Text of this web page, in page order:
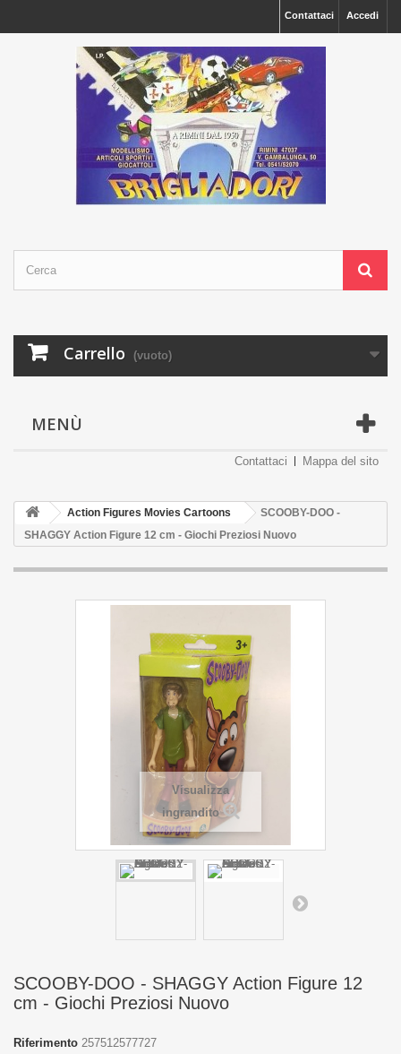
Accedi
Contattaci
Carrello (vuoto)
MENÙ
Contattaci Mappa del sito
Action Figures Movies Cartoons
SCOOBY-DOO -
SHAGGY Action Figure 12 cm - Giochi Preziosi Nuovo
Visualizza
ingrandito
SCOOBY-DOO - SHAGGY Action Figure 12
cm - Giochi Preziosi Nuovo
Riferimento 257512577727